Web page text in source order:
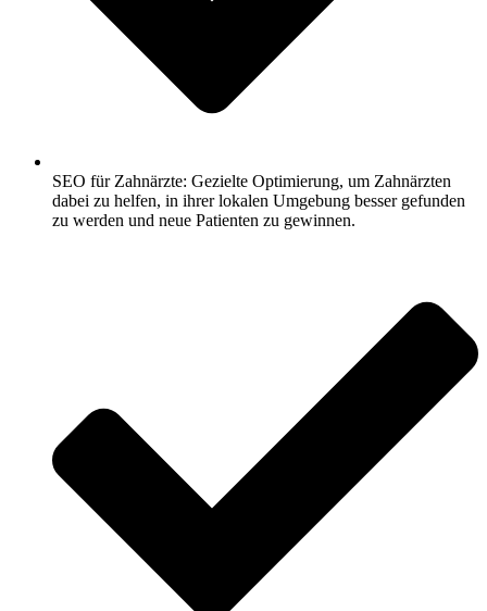
SEO für Zahnärzte: Gezielte Optimierung, um Zahnärzten
dabei zu helfen, in ihrer lokalen Umgebung besser gefunden
zu werden und neue Patienten zu gewinnen.